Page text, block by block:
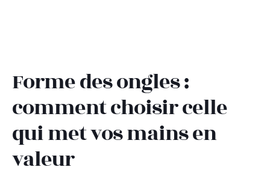
Forme des ongles :
comment choisir celle
qui met vos mains en
valeur